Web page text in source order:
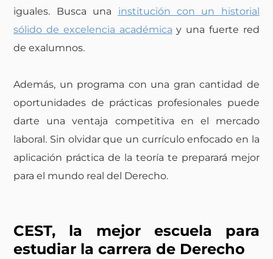
iguales. Busca una institución con un historial
sólido de excelencia académica y una fuerte red
de exalumnos.
Además, un programa con una gran cantidad de
oportunidades de prácticas profesionales puede
darte una ventaja competitiva en el mercado
laboral. Sin olvidar que un currículo enfocado en la
aplicación práctica de la teoría te preparará mejor
para el mundo real del Derecho.
CEST, la mejor escuela para
estudiar la carrera de Derecho